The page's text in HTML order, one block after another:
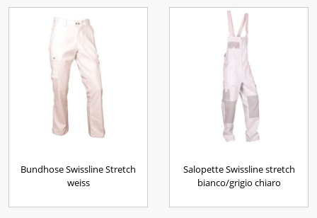
Bundhose Swissline Stretch
weiss
Salopette Swissline stretch
bianco/grigio chiaro